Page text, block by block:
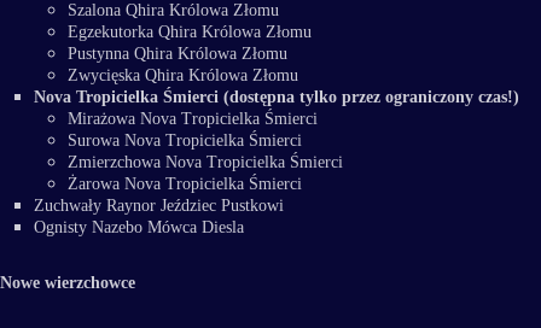
Szalona Qhira Królowa Złomu
Egzekutorka Qhira Królowa Złomu
Pustynna Qhira Królowa Złomu
Zwycięska Qhira Królowa Złomu
Nova Tropicielka Śmierci (dostępna tylko przez ograniczony czas!)
Mirażowa Nova Tropicielka Śmierci
Surowa Nova Tropicielka Śmierci
Zmierzchowa Nova Tropicielka Śmierci
Żarowa Nova Tropicielka Śmierci
Zuchwały Raynor Jeździec Pustkowi
Ognisty Nazebo Mówca Diesla
Nowe wierzchowce